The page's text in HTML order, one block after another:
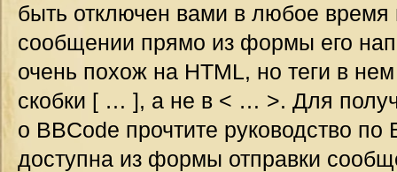
быть отключен вами в любое
сообщении прямо из формы его
очень похож на HTML, но теги в
скобки [ … ], а не в < … >. Для
о BBCode прочтите руководство
доступна из формы отправки